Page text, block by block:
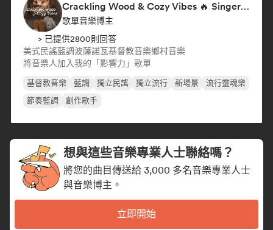
Crackling Wood & Cozy Vibes 🔥 Singer-Songwriter, Dream Pop & Bedroom Pop
歌單音樂博主
> 已提供2800則回答
美式民謠藍調波薩諾瓦基督教音樂鄉村音樂
將音樂人加入我的「影響力」歌單
基督教音樂 藍調 獨立民謠 獨立流行 新場景
流行靈魂樂
節奏藍調
創作歌手
想與這些音樂專業人士聯絡嗎？
將您的曲目傳送給 3,000 多名音樂專業人士
與音樂博主。
立即開始